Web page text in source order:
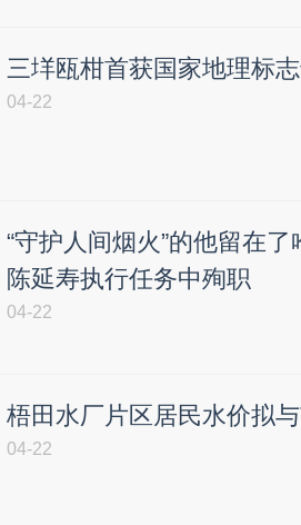
三垟瓯柑首获国家地理标
04-22
“守护人间烟火”的他留在
陈延寿执行任务中殉职
04-22
梧田水厂片区居民水价拟
04-22